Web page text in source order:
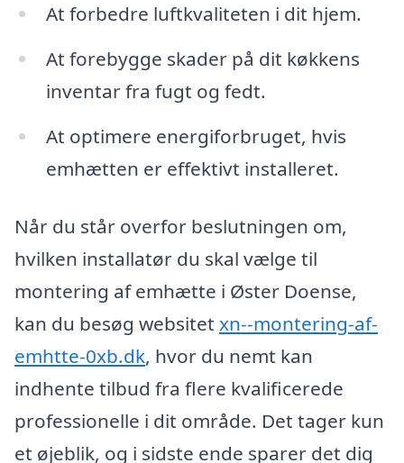
At forbedre luftkvaliteten i dit hjem.
At forebygge skader på dit køkkens
inventar fra fugt og fedt.
At optimere energiforbruget, hvis
emhætten er effektivt installeret.
Når du står overfor beslutningen om,
hvilken installatør du skal vælge til
montering af emhætte i Øster Doense,
kan du besøg websitet xn--montering-af-
emhtte-0xb.dk, hvor du nemt kan
indhente tilbud fra flere kvalificerede
professionelle i dit område. Det tager kun
et øjeblik, og i sidste ende sparer det dig